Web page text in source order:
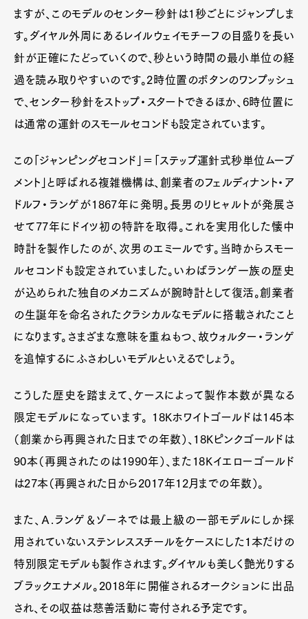
ますが、このモデルのセンター秒針は1秒ごとにジャンプしま
す。ダイヤル外周にあるレイルウェイモチーフの目盛りを長い
針が正確にたどっていくので、秒という時間の最小単位の経
過を読み取りやすいのです。2時位置のボタンのワンプッシュ
で、センター秒針をストップ・スタートできるほか、6時位置に
は通常の運針のスモールセコンドも設定されています。
この「ジャンピングセコンド」＝「ステップ運針式秒単位ムーブ
メント」と呼ばれる複雑機構は、創業者のフェルディナント・ア
ドルフ・ランゲが1867年に発明。長男のリヒャルトが発展さ
せて77年にドイツ初の特許を取得。これを実用化した懐中
時計を製作したのが、次男のエミールです。当時からスモー
ルセコンドも設定されていました。いわばランゲ一族の歴史
が込められた独自のメカニズムが腕時計として復活。創業者
の生誕年を命名されたクラシカルなモデルに搭載されたこと
になります。さまざまな意味を重ねもつ、故ウォルター・ランゲ
を追悼するにふさわしいモデルといえるでしょう。
こうした歴史を踏まえて、ケースによって製作本数が異なる
限定モデルになっています。 18Kホワイトゴールドは145本
（創業から再興された日までの年数）、18Kピンクゴールドは
90本（再興されたのは1990年）、また18Kイエローゴールド
は27本（再興された日から2017年12月までの年数）。
また、Ａ.ランゲ＆ゾーネでは最上級の一部モデルにしか採
用されていないステンレススチールをケースにした１本だけの
特別限定モデルも製作されます。ダイヤルも美しく艶光りする
ブラックエナメル。2018年に開催されるオークションに出品
され、その収益は慈善活動に寄付される予定です。